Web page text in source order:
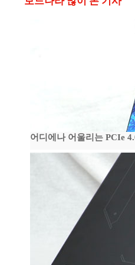
어디에나 어울리는 PCIe